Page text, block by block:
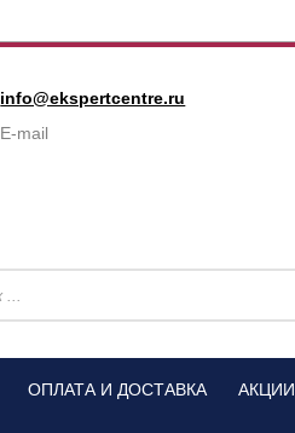
info@ekspertcentre.ru
E-mail
ОПЛАТА И ДОСТАВКА АКЦИИ